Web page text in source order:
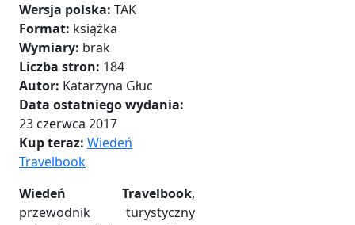
Wersja polska: TAK
Format: książka
Wymiary: brak
Liczba stron: 184
Autor: Katarzyna Głuc
Data ostatniego wydania:
23 czerwca 2017
Kup teraz: Wiedeń
Travelbook
Wiedeń Travelbook,
przewodnik turystyczny